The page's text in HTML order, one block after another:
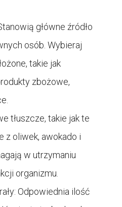
główne źródło
osób. Wybieraj
takie jak
zbożowe,
tłuszcze, takie jak te
z oliwek, awokado i
w utrzymaniu
organizmu.
Odpowiednia ilość